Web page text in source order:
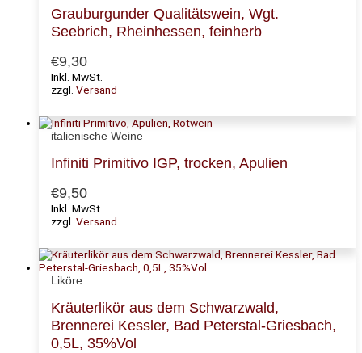
Grauburgunder Qualitätswein, Wgt.
Seebrich, Rheinhessen, feinherb
€9,30
Inkl. MwSt.
zzgl. Versand
italienische Weine
Infiniti Primitivo IGP, trocken, Apulien
€9,50
Inkl. MwSt.
zzgl. Versand
Liköre
Kräuterlikör aus dem Schwarzwald,
Brennerei Kessler, Bad Peterstal-Griesbach,
0,5L, 35%Vol